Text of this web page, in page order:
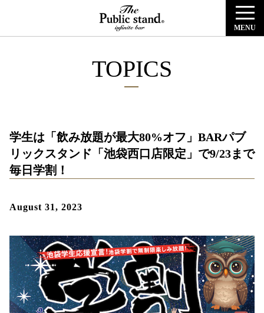
MENU
TOPICS
学生は「飲み放題が最大80%オフ」BARパブ
リックスタンド「池袋西口店限定」で9/23まで
毎日学割！
August 31, 2023